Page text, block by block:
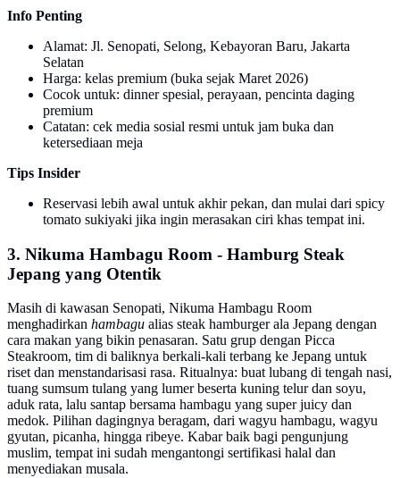
Info Penting
Alamat: Jl. Senopati, Selong, Kebayoran Baru, Jakarta
Selatan
Harga: kelas premium (buka sejak Maret 2026)
Cocok untuk: dinner spesial, perayaan, pencinta daging
premium
Catatan: cek media sosial resmi untuk jam buka dan
ketersediaan meja
Tips Insider
Reservasi lebih awal untuk akhir pekan, dan mulai dari spicy
tomato sukiyaki jika ingin merasakan ciri khas tempat ini.
3. Nikuma Hambagu Room - Hamburg Steak
Jepang yang Otentik
Masih di kawasan Senopati, Nikuma Hambagu Room
menghadirkan hambagu alias steak hamburger ala Jepang dengan
cara makan yang bikin penasaran. Satu grup dengan Picca
Steakroom, tim di baliknya berkali-kali terbang ke Jepang untuk
riset dan menstandarisasi rasa. Ritualnya: buat lubang di tengah nasi,
tuang sumsum tulang yang lumer beserta kuning telur dan soyu,
aduk rata, lalu santap bersama hambagu yang super juicy dan
medok. Pilihan dagingnya beragam, dari wagyu hambagu, wagyu
gyutan, picanha, hingga ribeye. Kabar baik bagi pengunjung
muslim, tempat ini sudah mengantongi sertifikasi halal dan
menyediakan musala.